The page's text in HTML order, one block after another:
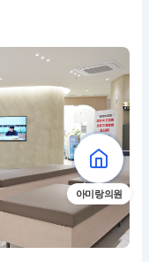
아미랑의원